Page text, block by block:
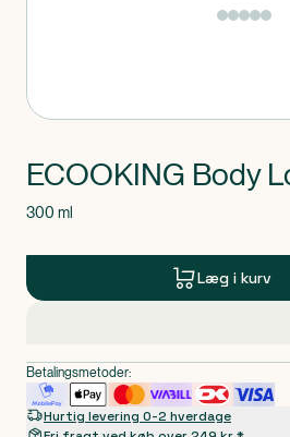
ECOOKING Body
300 ml
Læg i kurv
Betalingsmetoder:
Hurtig levering 0-2 hverdage